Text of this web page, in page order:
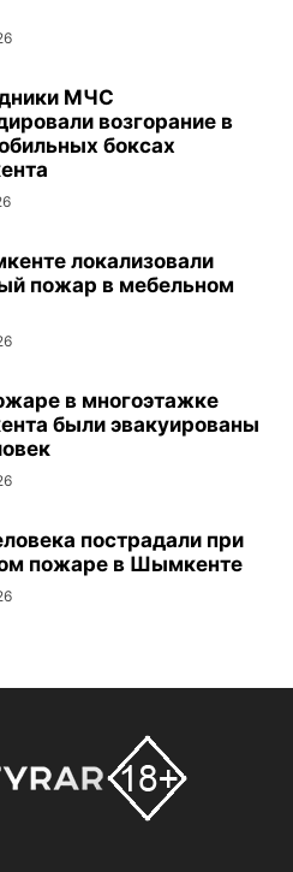
МЧС
возгорание в
боксах
локализовали
пожар в мебельном
в многоэтажке
были эвакуированы
пострадали при
пожаре в Шымкенте